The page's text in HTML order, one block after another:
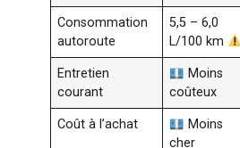
Consommation
autoroute
5,5 – 6,0
L/100 km
Entretien
courant
Moins
coûteux
Coût à l’achat
Moins
cher